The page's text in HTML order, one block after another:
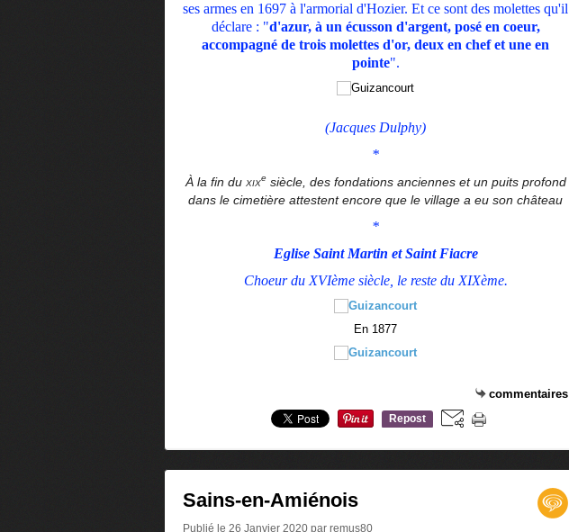
ses armes en 1697 à l'armorial d'Hozier. Et ce sont des molettes qu'il
déclare : "d'azur, à un écusson d'argent, posé en coeur,
accompagné de trois molettes d'or, deux en chef et une en
pointe".
(Jacques Dulphy)
*
À la fin du xixesiècle, des fondations anciennes et un puits profond
dans le cimetière attestent encore que le village a eu son château
*
Eglise Saint Martin et Saint Fiacre
Choeur du XVIème siècle, le reste du XIXème.
En 1877
commentaires
Repost
Sains-en-Amiénois
Publié le 26 Janvier 2020 par remus80